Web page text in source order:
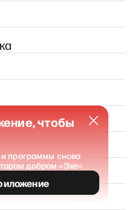
чтобы
программы снова
добром «Эхе»